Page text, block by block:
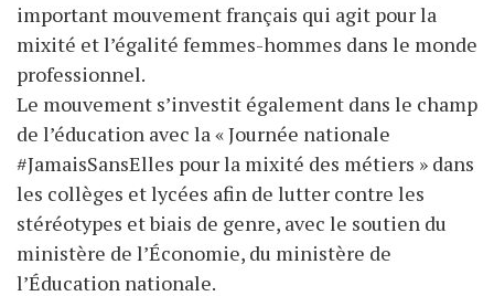
important mouvement français qui agit pour la
mixité et l’égalité femmes-hommes dans le monde
professionnel.
Le mouvement s’investit également dans le champ
de l’éducation avec la « Journée nationale
#JamaisSansElles pour la mixité des métiers » dans
les collèges et lycées afin de lutter contre les
stéréotypes et biais de genre, avec le soutien du
ministère de l’Économie, du ministère de
l’Éducation nationale.